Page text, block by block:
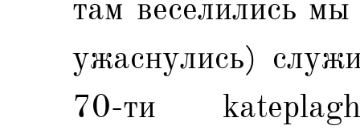
там веселились
ужаснулись)
70-ти